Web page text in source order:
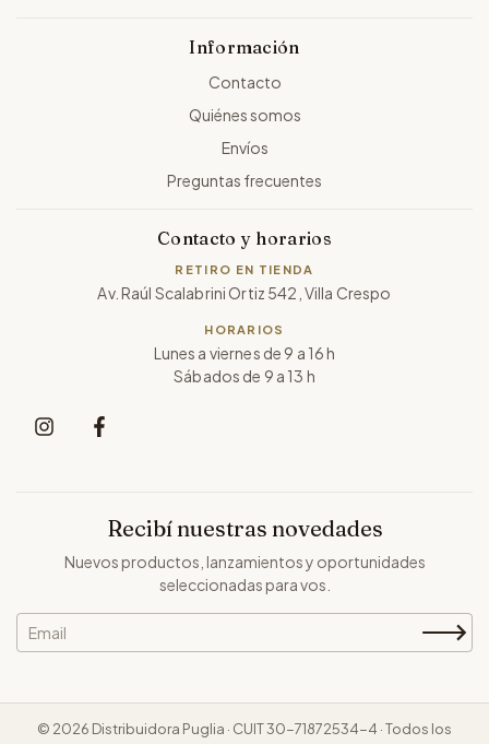
Información
Contacto
Quiénes somos
Envíos
Preguntas frecuentes
Contacto y horarios
RETIRO EN TIENDA
Av. Raúl Scalabrini Ortiz 542, Villa Crespo
HORARIOS
Lunes a viernes de 9 a 16 h
Sábados de 9 a 13 h
Recibí nuestras novedades
Nuevos productos, lanzamientos y oportunidades
seleccionadas para vos.
© 2026 Distribuidora Puglia · CUIT 30-71872534-4 · Todos los